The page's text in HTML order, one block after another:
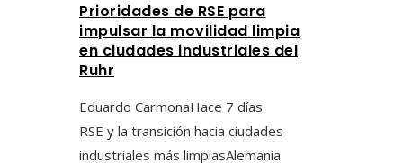
Prioridades de RSE para
impulsar la movilidad limpia
en ciudades industriales del
Ruhr
Eduardo CarmonaHace 7 días
RSE y la transición hacia ciudades
industriales más limpiasAlemania